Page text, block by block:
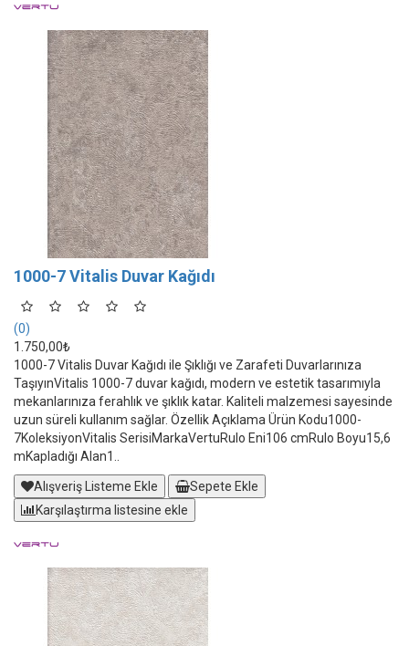
1000-7 Vitalis Duvar Kağıdı
(0)
1.750,00₺
1000-7 Vitalis Duvar Kağıdı ile Şıklığı ve Zarafeti Duvarlarınıza
TaşıyınVitalis 1000-7 duvar kağıdı, modern ve estetik tasarımıyla
mekanlarınıza ferahlık ve şıklık katar. Kaliteli malzemesi sayesinde
uzun süreli kullanım sağlar. Özellik Açıklama Ürün Kodu1000-
7KoleksiyonVitalis SerisiMarkaVertuRulo Eni106 cmRulo Boyu15,6
mKapladığı Alan1..
Alışveriş Listeme Ekle
Sepete Ekle
Karşılaştırma listesine ekle